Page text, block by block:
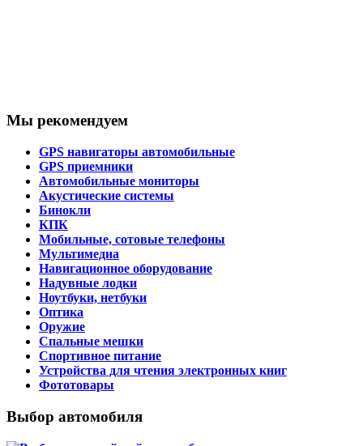
Мы рекомендуем
GPS навигаторы автомобильные
GPS приемники
Автомобильные мониторы
Акустические системы
Бинокли
КПК
Мобильные, сотовые телефоны
Мультимедиа
Навигационное оборудование
Надувные лодки
Ноутбуки, нетбуки
Оптика
Оружие
Спальные мешки
Спортивное питание
Устройства для чтения электронных книг
Фототовары
Выбор автомобиля